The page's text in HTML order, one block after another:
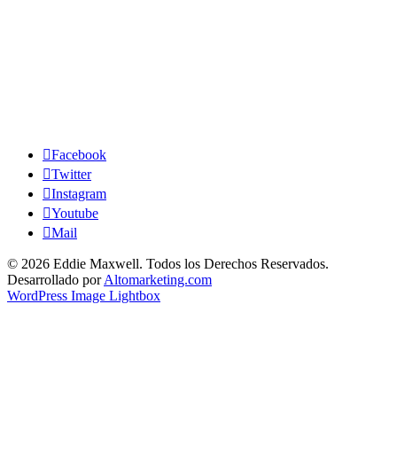
Facebook
Twitter
Instagram
Youtube
Mail
© 2026 Eddie Maxwell. Todos los Derechos Reservados.
Desarrollado porAltomarketing.com
WordPress Image Lightbox